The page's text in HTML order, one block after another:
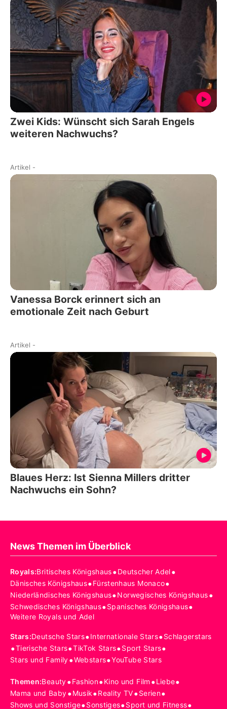
Zwei Kids: Wünscht sich Sarah Engels
weiteren Nachwuchs?
Artikel -
Vanessa Borck erinnert sich an
emotionale Zeit nach Geburt
Artikel -
Blaues Herz: Ist Sienna Millers dritter
Nachwuchs ein Sohn?
News Themen im Überblick
Royals:Britisches Königshaus•Deutscher Adel•
Dänisches Königshaus•Fürstenhaus Monaco•
Niederländisches Königshaus•Norwegisches Königshaus•
Schwedisches Königshaus•Spanisches Königshaus•
Weitere Royals und Adel
Stars:Deutsche Stars•Internationale Stars•Schlagerstars
•Tierische Stars•TikTok Stars•Sport Stars•
Stars und Family•Webstars•YouTube Stars
Themen:Beauty•Fashion•Kino und Film •Liebe•
Mama und Baby•Musik•Reality TV•Serien•
Shows und Sonstige•Sonstiges•Sport und Fitness•